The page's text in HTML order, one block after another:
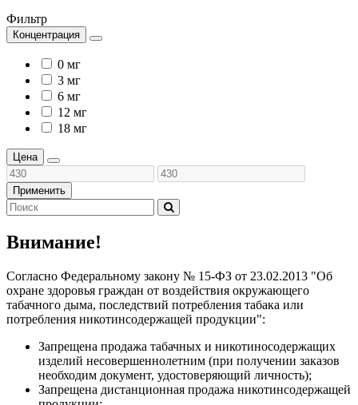
Фильтр
Концентрация
0 мг
3 мг
6 мг
12 мг
18 мг
Цена
Применить
Внимание!
Согласно Федеральному закону № 15-ФЗ от 23.02.2013 "Об
охране здоровья граждан от воздействия окружающего
табачного дыма, последствий потребления табака или
потребления никотинсодержащей продукции":
Запрещена продажа табачных и никотиносодержащих
изделий несовершеннолетним (при получении заказов
необходим документ, удостоверяющий личность);
Запрещена дистанционная продажа никотинсодержащей